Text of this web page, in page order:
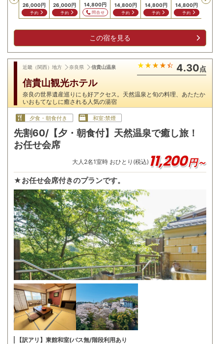
26,000円
予約
26,000円
予約
14,800円
問合せ
14,800円
予約
14,800円
予約
14,800円
予約
この宿を見る
近畿（関西）地方 奈良県 信貴山温泉 4.30点
信貴山観光ホテル
奈良の世界遺産巡りにも好アクセス。天然温泉と旬の料理、あたたか
いおもてなしに癒される人気の湯宿
夕食・朝食付き 和室:禁煙
先割60/【夕・朝食付】天然温泉で癒し旅！
お任せ会席
大人 2名1室時 おひとり(税込) 11,200円～
★お任せ会席付きのプランです。
【訳アリ】東館和室(バス無/階段利用あり